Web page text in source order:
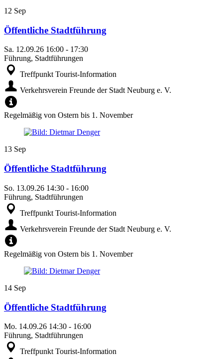
12 Sep
Öffentliche Stadtführung
Sa. 12.09.26 16:00 - 17:30
Führung, Stadtführungen
Treffpunkt Tourist-Information
Verkehrsverein Freunde der Stadt Neuburg e. V.
Regelmäßig von Ostern bis 1. November
13 Sep
Öffentliche Stadtführung
So. 13.09.26 14:30 - 16:00
Führung, Stadtführungen
Treffpunkt Tourist-Information
Verkehrsverein Freunde der Stadt Neuburg e. V.
Regelmäßig von Ostern bis 1. November
14 Sep
Öffentliche Stadtführung
Mo. 14.09.26 14:30 - 16:00
Führung, Stadtführungen
Treffpunkt Tourist-Information